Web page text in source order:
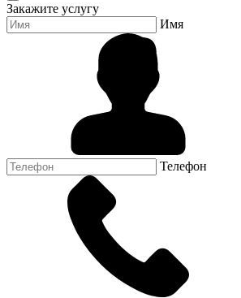
Закажите услугу
Имя
Телефон